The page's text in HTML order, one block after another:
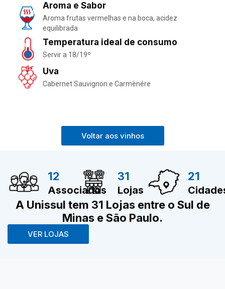
Aroma e Sabor
Aroma frutas vermelhas e na boca, acidez
equilibrada
Temperatura ideal de consumo
Servir a 18/19º
Uva
Cabernet Sauvignon e Carmènére
Voltar aos vinhos
12
Associados
31
Lojas
21
A Unissul tem 31 Lojas entre o Sul de
Minas e São Paulo.
VER LOJAS